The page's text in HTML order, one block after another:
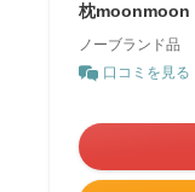
枕moonmoon
ノーブランド品
口コミを見る